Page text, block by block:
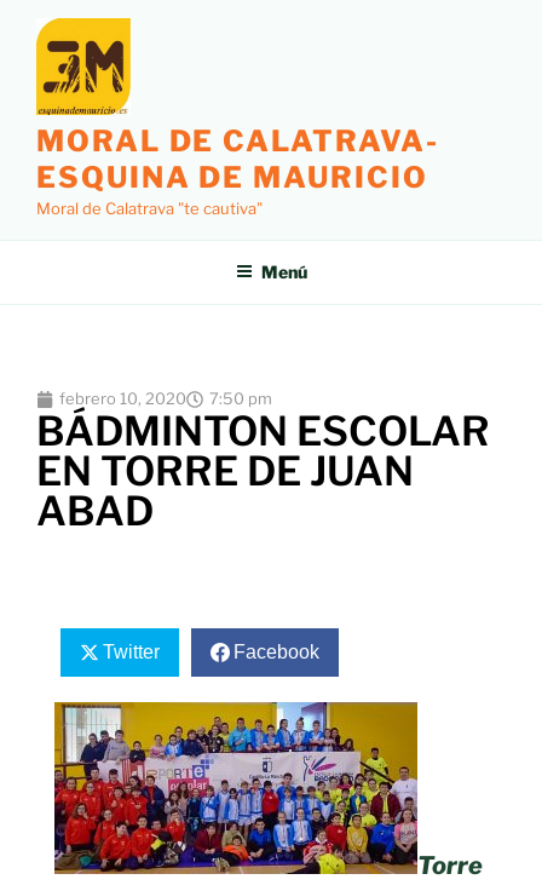
MORAL DE CALATRAVA-
ESQUINA DE MAURICIO
Moral de Calatrava "te cautiva"
Menú
febrero 10, 2020 7:50 pm
BÁDMINTON ESCOLAR
EN TORRE DE JUAN
ABAD
Twitter Facebook
Torre